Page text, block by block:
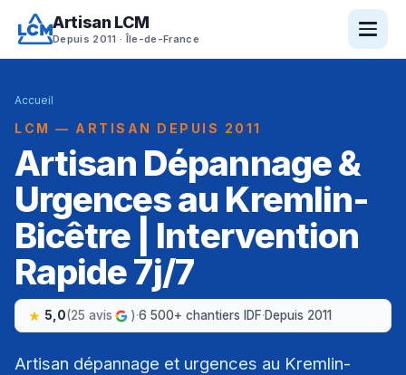
Artisan LCM
Depuis 2011 · Île-de-France
Accueil
LCM — ARTISAN DEPUIS 2011
Artisan Dépannage &
Urgences au Kremlin-
Bicêtre | Intervention
Rapide 7j/7
5,0(25 avis )·6 500+ chantiers IDF·Depuis 2011
Artisan dépannage et urgences au Kremlin-